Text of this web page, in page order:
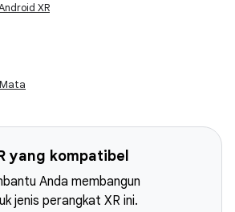
XR
yang kompatibel
Anda membangun
jenis perangkat XR ini.